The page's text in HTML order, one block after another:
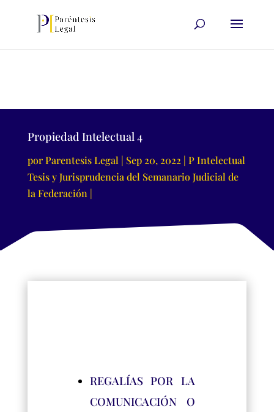
Propiedad Intelectual 4
porParentesis Legal Sep 20, 2022 P Intelectual
Tesis y Jurisprudencia del Semanario Judicial de
la Federación
REGALÍAS POR LA
COMUNICACIÓN O